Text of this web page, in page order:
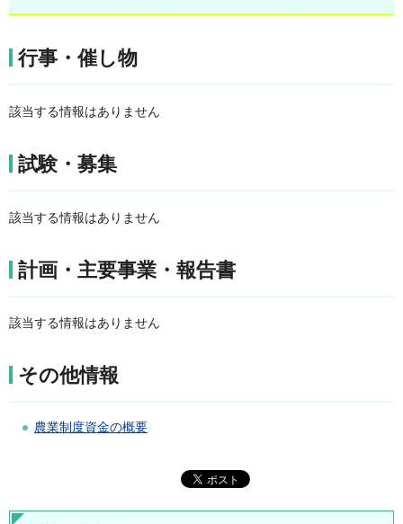
行事・催し物
該当する情報はありません
試験・募集
該当する情報はありません
計画・主要事業・報告書
該当する情報はありません
その他情報
農業制度資金の概要